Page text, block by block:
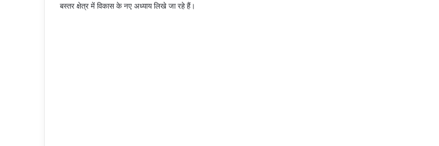
बस्तर क्षेत्र में विकास के नए अध्याय लिखे जा रहे हैं।